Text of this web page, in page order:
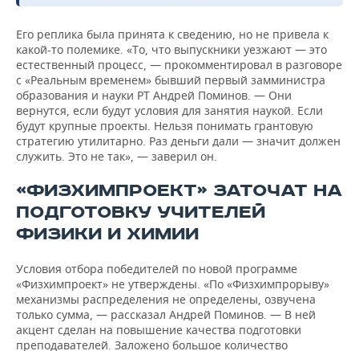
Его реплика была принята к сведению, но не привела к
какой-то полемике. «То, что выпускники уезжают — это
естественный процесс, — прокомментировал в разговоре
с «Реальным временем» бывший первый замминистра
образования и науки РТ Андрей Поминов. — Они
вернутся, если будут условия для занятия наукой. Если
будут крупные проекты. Нельзя понимать грантовую
стратегию утилитарно. Раз деньги дали — значит должен
служить. Это не так», — заверил он.
«ФИЗХИМПРОЕКТ» ЗАТОЧАТ НА
ПОДГОТОВКУ УЧИТЕЛЕЙ
ФИЗИКИ И ХИМИИ
Условия отбора победителей по новой программе
«Физхимпроект» не утверждены. «По «Физхимпрорыву»
механизмы распределения не определены, озвучена
только сумма, — рассказал Андрей Поминов. — В ней
акцент сделан на повышение качества подготовки
преподавателей. Заложено большое количество